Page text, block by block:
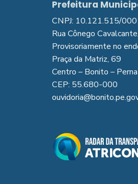
Prefeitura
CNPJ: 10.121.515/
Rua Cônego
Provisoriamente no
Praça da Matriz, 69
Centro – Bonito –
CEP: 55.680-000